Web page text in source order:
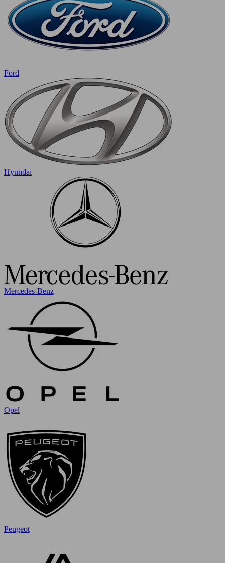
Ford
Hyundai
Mercedes-Benz
Opel
Peugeot